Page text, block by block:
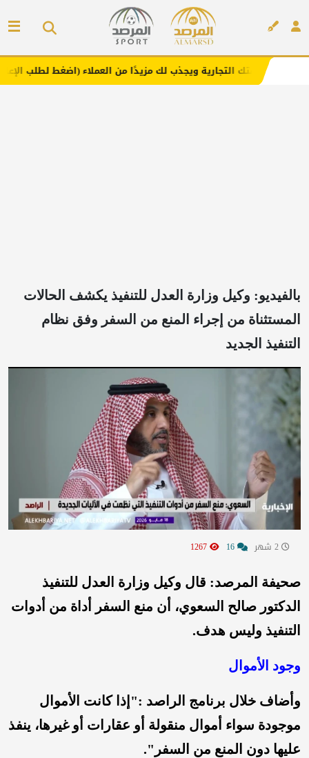
ويجذب لك مزيدًا من العملاء (اضغط لطلب الإعلان)
بالفيديو: وكيل وزارة العدل للتنفيذ يكشف الحالات
المستثناة من إجراء المنع من السفر وفق نظام
التنفيذ الجديد
صحيفة المرصد: قال وكيل وزارة العدل للتنفيذ
الدكتور صالح السعوي، أن منع السفر أداة من أدوات
التنفيذ وليس هدف.
وجود الأموال
وأضاف خلال برنامج الراصد :"إذا كانت الأموال
موجودة سواء أموال منقولة أو عقارات أو غيرها، ينفذ
عليها دون المنع من السفر".